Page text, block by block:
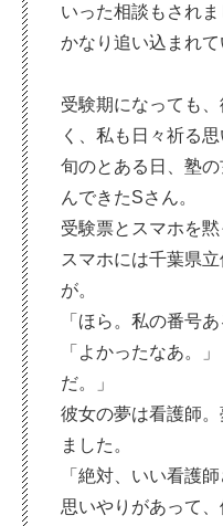
いった相談もされ
かなり追い込まれて
受験期になっても
く、私も日々祈る
旬のとある日、塾
んできたSさん。
受験票とスマホを黙
スマホには千葉県
が。
「ほら。私の番号
「よかったなあ。
だ。」
彼女の夢は看護師
ました。
「絶対、いい看護
思いやりがあって